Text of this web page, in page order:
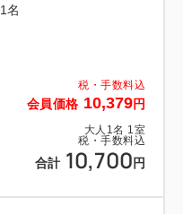
税・手数料込
会員価格 10,379円
大人 1名 1室
税・手数料込
合計 10,700 円
1名